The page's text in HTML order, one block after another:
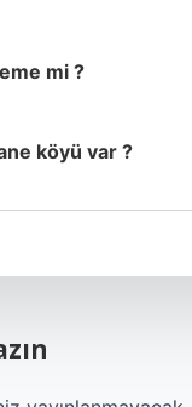
mi ?
köyü var ?